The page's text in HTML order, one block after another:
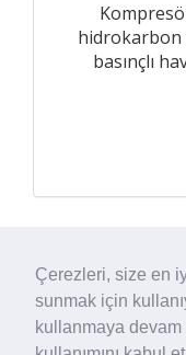
Çerezleri, size en
sunmak için
kullanmaya
hidrokarbon
basınçlı